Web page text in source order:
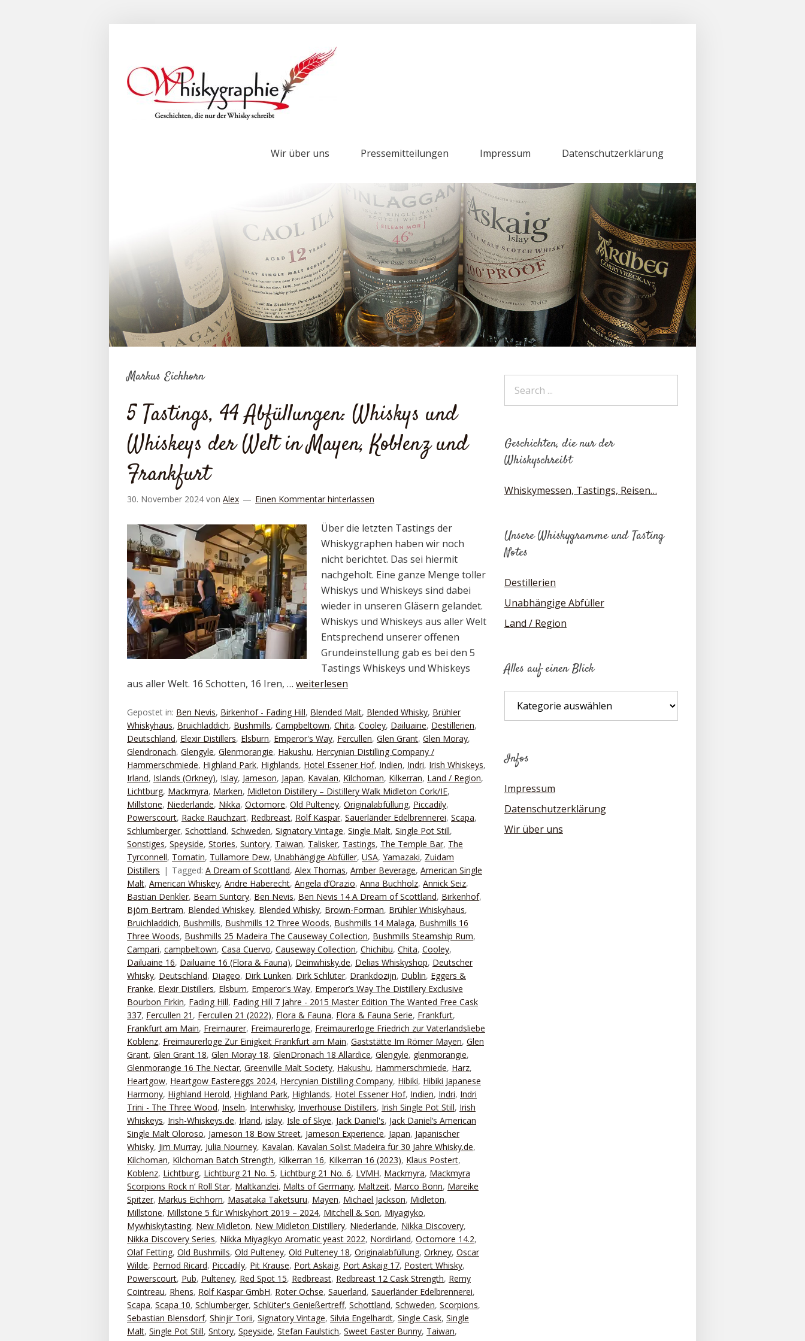
Wir über uns Pressemitteilungen Impressum Datenschutzerklärung
Markus Eichhorn
5 Tastings, 44 Abfüllungen: Whiskys und
Whiskeys der Welt in Mayen, Koblenz und
Frankfurt
30. November 2024 von Alex Einen Kommentar hinterlassen
Über die letzten Tastings der
Whiskygraphen haben wir noch
nicht berichtet. Das sei hiermit
nachgeholt. Eine ganze Menge toller
Whiskys und Whiskeys sind dabei
wieder in unseren Gläsern gelandet.
Whiskys und Whiskeys aus aller Welt
Entsprechend unserer offenen
Grundeinstellung gab es bei den 5
Tastings Whiskeys und Whiskeys
aus aller Welt. 16 Schotten, 16 Iren, … weiterlesen
Gepostet in: Ben Nevis, Birkenhof - Fading Hill, Blended Malt, Blended Whisky, Brühler
Whiskyhaus, Bruichladdich, Bushmills, Campbeltown, Chita, Cooley, Dailuaine, Destillerien,
Deutschland, Elexir Distillers, Elsburn, Emperor's Way, Fercullen, Glen Grant, Glen Moray,
Glendronach, Glengyle, Glenmorangie, Hakushu, Hercynian Distilling Company /
Hammerschmiede, Highland Park, Highlands, Hotel Essener Hof, Indien, Indri, Irish Whiskeys,
Irland, Islands (Orkney), Islay, Jameson, Japan, Kavalan, Kilchoman, Kilkerran, Land / Region,
Lichtburg, Mackmyra, Marken, Midleton Distillery – Distillery Walk Midleton Cork/IE,
Millstone, Niederlande, Nikka, Octomore, Old Pulteney, Originalabfüllung, Piccadily,
Powerscourt, Racke Rauchzart, Redbreast, Rolf Kaspar, Sauerländer Edelbrennerei, Scapa,
Schlumberger, Schottland, Schweden, Signatory Vintage, Single Malt, Single Pot Still,
Sonstiges, Speyside, Stories, Suntory, Taiwan, Talisker, Tastings, The Temple Bar, The
Tyrconnell, Tomatin, Tullamore Dew, Unabhängige Abfüller, USA, Yamazaki, Zuidam
Distillers
Tagged: A Dream of Scottland, Alex Thomas, Amber Beverage, American Single
Malt, American Whiskey, Andre Haberecht, Angela d’Orazio, Anna Buchholz, Annick Seiz,
Bastian Denkler, Beam Suntory, Ben Nevis, Ben Nevis 14 A Dream of Scottland, Birkenhof,
Björn Bertram, Blended Whiskey, Blended Whisky, Brown-Forman, Brühler Whiskyhaus,
Bruichladdich, Bushmills, Bushmills 12 Three Woods, Bushmills 14 Malaga, Bushmills 16
Three Woods, Bushmills 25 Madeira The Causeway Collection, Bushmills Steamship Rum,
Campari, campbeltown, Casa Cuervo, Causeway Collection, Chichibu, Chita, Cooley,
Dailuaine 16, Dailuaine 16 (Flora & Fauna), Deinwhisky.de, Delias Whiskyshop, Deutscher
Whisky, Deutschland, Diageo, Dirk Lunken, Dirk Schlüter, Drankdozijn, Dublin, Eggers &
Franke, Elexir Distillers, Elsburn, Emperor's Way, Emperor’s Way The Distillery Exclusive
Bourbon Firkin, Fading Hill, Fading Hill 7 Jahre - 2015 Master Edition The Wanted Free Cask
337, Fercullen 21 , Fercullen 21 (2022), Flora & Fauna, Flora & Fauna Serie, Frankfurt,
Frankfurt am Main, Freimaurer, Freimaurerloge, Freimaurerloge Friedrich zur Vaterlandsliebe
Koblenz, Freimaurerloge Zur Einigkeit Frankfurt am Main, Gaststätte Im Römer Mayen, Glen
Grant, Glen Grant 18, Glen Moray 18, GlenDronach 18 Allardice, Glengyle, glenmorangie,
Glenmorangie 16 The Nectar, Greenville Malt Society, Hakushu, Hammerschmiede, Harz,
Heartgow, Heartgow Eastereggs 2024, Hercynian Distilling Company, Hibiki, Hibiki Japanese
Harmony, Highland Herold, Highland Park, Highlands, Hotel Essener Hof, Indien, Indri, Indri
Trini - The Three Wood, Inseln, Interwhisky, Inverhouse Distillers, Irish Single Pot Still, Irish
Whiskeys, Irish-Whiskeys.de, Irland, islay, Isle of Skye, Jack Daniel's, Jack Daniel‘s American
Single Malt Oloroso, Jameson 18 Bow Street, Jameson Experience, Japan, Japanischer
Whisky, Jim Murray, Julia Nourney, Kavalan, Kavalan Solist Madeira für 30 Jahre Whisky.de,
Kilchoman, Kilchoman Batch Strength, Kilkerran 16, Kilkerran 16 (2023), Klaus Postert,
Koblenz, Lichtburg, Lichtburg 21 No. 5, Lichtburg 21 No. 6, LVMH, Mackmyra, Mackmyra
Scorpions Rock n‘ Roll Star, Maltkanzlei, Malts of Germany, Maltzeit, Marco Bonn, Mareike
Spitzer, Markus Eichhorn, Masataka Taketsuru, Mayen, Michael Jackson, Midleton,
Millstone, Millstone 5 für Whiskyhort 2019 – 2024, Mitchell & Son, Miyagiyko,
Mywhiskytasting, New Midleton, New Midleton Distillery, Niederlande, Nikka Discovery,
Nikka Discovery Series, Nikka Miyagikyo Aromatic yeast 2022, Nordirland, Octomore 14.2,
Olaf Fetting, Old Bushmills, Old Pulteney, Old Pulteney 18, Originalabfüllung, Orkney, Oscar
Wilde, Pernod Ricard, Piccadily, Pit Krause, Port Askaig, Port Askaig 17, Postert Whisky,
Powerscourt, Pub, Pulteney, Red Spot 15, Redbreast, Redbreast 12 Cask Strength, Remy
Cointreau, Rhens, Rolf Kaspar GmbH, Roter Ochse, Sauerland, Sauerländer Edelbrennerei,
Scapa, Scapa 10, Schlumberger, Schlüter's Genießertreff, Schottland, Schweden, Scorpions,
Sebastian Blensdorf, Shinjir Torii, Signatory Vintage, Silvia Engelhardt, Single Cask, Single
Malt, Single Pot Still, Sntory, Speyside, Stefan Faulstich, Sweet Easter Bunny, Taiwan,
Geschichten, die nur der
Whiskyschreibt
Whiskymessen, Tastings, Reisen…
Unsere Whiskygramme und Tasting
Notes
Destillerien
Unabhängige Abfüller
Land / Region
Alles auf einen Blick
auf
Infos
Impressum
Datenschutzerklärung
Wir über uns